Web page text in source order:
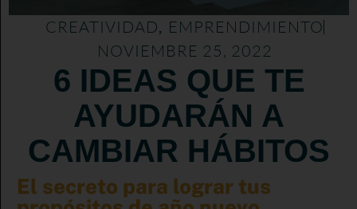
CREATIVIDAD, EMPRENDIMIENTO
NOVIEMBRE 25, 2022
6 IDEAS QUE TE
AYUDARÁN A
CAMBIAR HÁBITOS
El secreto para lograr tus